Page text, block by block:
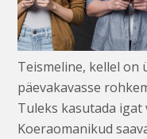
Teismeline, kellel on
päevakavasse
Tuleks kasutada
Koeraomanikud